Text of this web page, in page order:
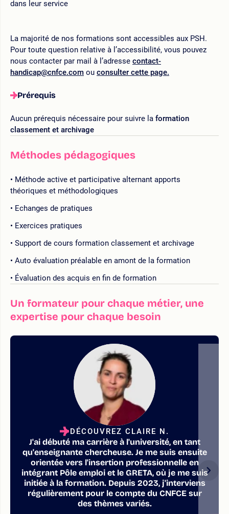
dans leur service
La majorité de nos formations sont accessibles aux PSH.
Pour toute question relative à l’accessibilité, vous pouvez
nous contacter par mail à l’adresse contact-
handicap@cnfce.com ou consulter cette page.
Prérequis
Aucun prérequis nécessaire pour suivre la formation
classement et archivage
Méthodes pédagogiques
Méthode active et participative alternant apports
théoriques et méthodologiques
Echanges de pratiques
Exercices pratiques
Support de cours formation classement et archivage
Auto évaluation préalable en amont de la formation
Évaluation des acquis en fin de formation
Un formateur pour chaque métier, une
expertise pour chaque besoin
DÉCOUVREZ CLAIRE N.
J'ai débuté ma carrière à l'université, en tant
qu'enseignante chercheuse. Je me suis ensuite
orientée vers l'insertion professionnelle en
intégrant Pôle emploi et le GRETA, où je me suis
initiée à la formation. Depuis 2023, j'interviens
régulièrement pour le compte du CNFCE sur
des thèmes variés.